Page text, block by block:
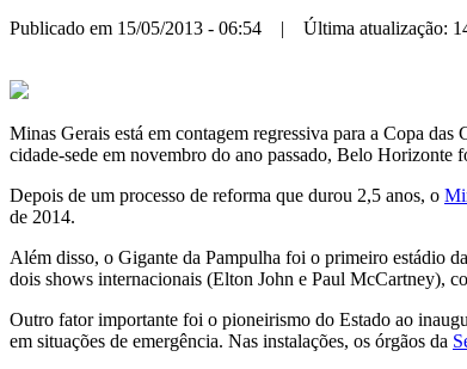
Publicado em 15/05/2013 - 06:54 | Última atualização:
Minas Gerais está em contagem regressiva para a Copa
cidade-sede em novembro do ano passado, Belo Horizonte
Depois de um processo de reforma que durou 2,5 anos, o
de 2014.
Além disso, o Gigante da Pampulha foi o primeiro estádio
dois shows internacionais (Elton John e Paul McCartney),
Outro fator importante foi o pioneirismo do Estado ao
em situações de emergência. Nas instalações, os órgãos da